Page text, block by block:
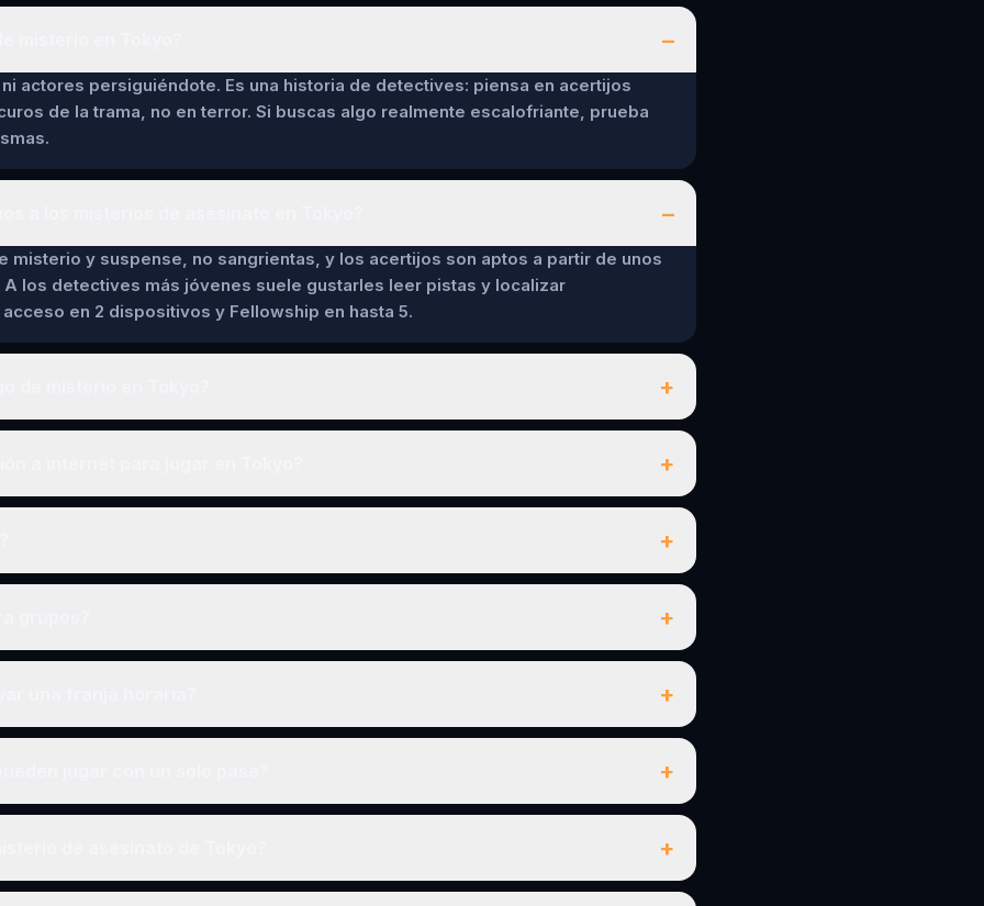
–
actores persiguiéndote. Es una historia de detectives: piensa en acertijos
de la trama, no en terror. Si buscas algo realmente escalofriante, prueba
–
misterio y suspense, no sangrientas, y los acertijos son aptos a partir de unos
A los detectives más jóvenes suele gustarles leer pistas y localizar
en 2 dispositivos y Fellowship en hasta 5.
+
+
+
+
+
+
+